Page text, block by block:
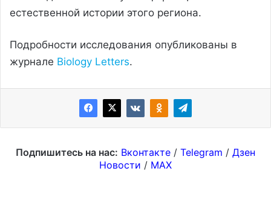
естественной истории этого региона.
Подробности исследования опубликованы в
журнале Biology Letters.
Подпишитесь на нас: Вконтакте / Telegram / Дзен
Новости / MAX